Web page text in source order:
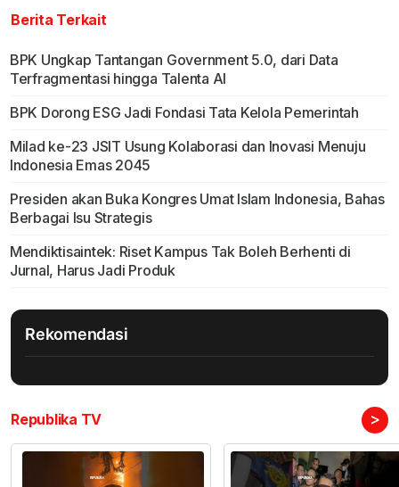
Berita Terkait
BPK Ungkap Tantangan Government 5.0, dari Data
Terfragmentasi hingga Talenta AI
BPK Dorong ESG Jadi Fondasi Tata Kelola Pemerintah
Milad ke-23 JSIT Usung Kolaborasi dan Inovasi Menuju
Indonesia Emas 2045
Presiden akan Buka Kongres Umat Islam Indonesia, Bahas
Berbagai Isu Strategis
Mendiktisaintek: Riset Kampus Tak Boleh Berhenti di
Jurnal, Harus Jadi Produk
Rekomendasi
Republika TV >